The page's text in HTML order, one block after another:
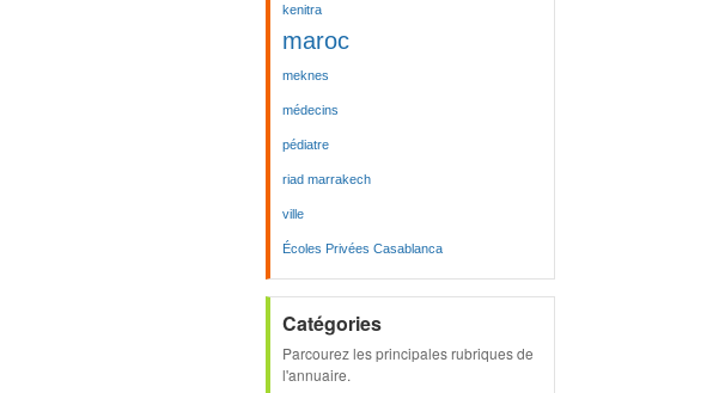
kenitra
maroc
meknes
médecins
pédiatre
riad marrakech
ville
Écoles Privées Casablanca
Catégories
Parcourez les principales rubriques de
l'annuaire.